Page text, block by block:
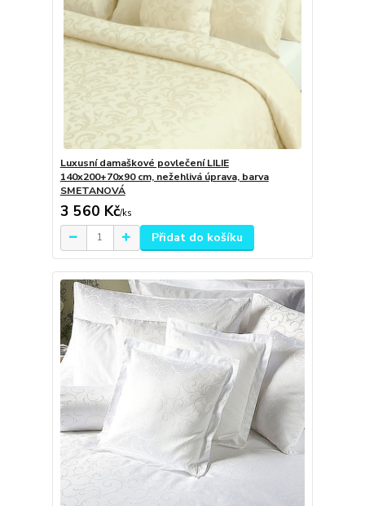
Luxusní damaškové povlečení LILIE
140x200+70x90 cm, nežehlivá úprava, barva
SMETANOVÁ
3 560 Kč/ks
Přidat do košíku